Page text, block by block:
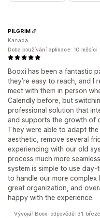
Booxi has been a fantastic
they’re easy to reach, and I
meet with them in person
Calendly before, but
professional solution that
and supports the growth of
They were able to adapt
aesthetic, remove several
experiencing with our old
process much more
system is simple to use
to handle our more complex
great organization, and
happy with the experience.
PILGRIM
Kanada
Doba používání aplikace: 10 měsíci
Vývojář Booxi odpověděl 31.